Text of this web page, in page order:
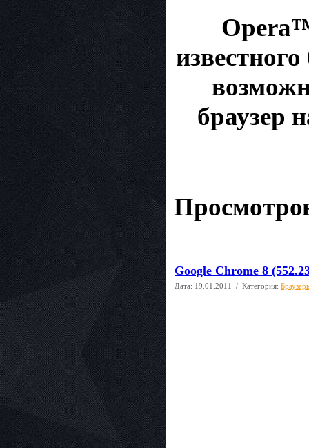
браузер
Google Chrome 8
Дата: 19.01.2011 / Категория: